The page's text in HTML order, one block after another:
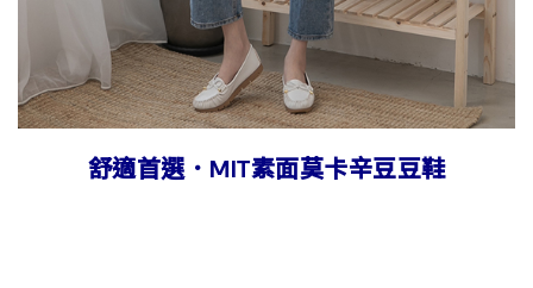
舒適首選．MIT素面莫卡辛豆豆鞋